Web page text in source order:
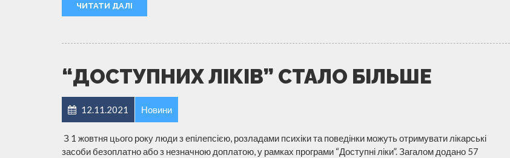
ЧИТАТИ ДАЛІ
“ДОСТУПНИХ ЛІКІВ” СТАЛО БІЛЬШЕ
12.11.2021 Новини
З 1 жовтня цього року люди з епілепсією, розладами психіки та поведінки можуть отримувати лікарські
засоби безоплатно або з незначною доплатою, у рамках програми “Доступні ліки”. Загалом додано 57